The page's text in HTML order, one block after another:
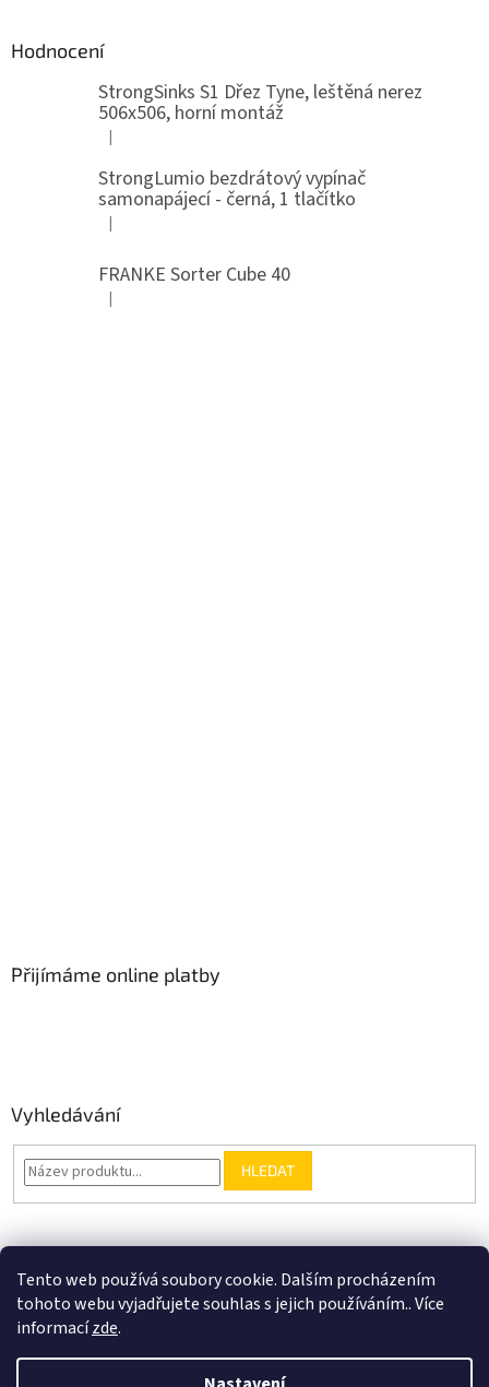
Tento web používá soubory cookie. Dalším procházením
tohoto webu vyjadřujete souhlas s jejich používáním.. Více
informacízde.
Hodnocení
StrongSinks S1 Dřez Tyne, leštěná nerez
506x506, horní montáž
Hodnocení produktu je 5 z 5 hvězdiček.
|
StrongLumio bezdrátový vypínač
samonapájecí - černá, 1 tlačítko
Hodnocení produktu je 4 z 5 hvězdiček.
|
FRANKE Sorter Cube 40
Hodnocení produktu je 3 z 5 hvězdiček.
|
Přijímáme online platby
Vyhledávání
HLEDAT
0KS /0 KČ